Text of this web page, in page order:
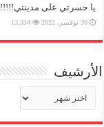
يا حسرتي على مدينتي!!!!!
30 نوفمبر، 2022 13,334
الأرشيف